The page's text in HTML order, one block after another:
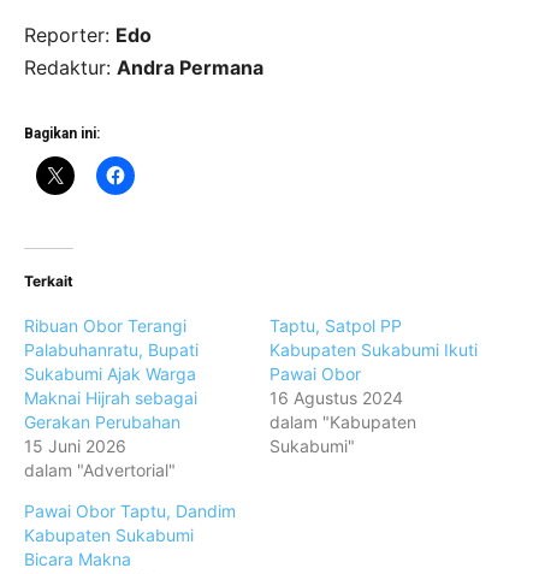
Reporter: Edo
Redaktur: Andra Permana
Bagikan ini:
Terkait
Ribuan Obor Terangi
Palabuhanratu, Bupati
Sukabumi Ajak Warga
Maknai Hijrah sebagai
Gerakan Perubahan
15 Juni 2026
dalam "Advertorial"
Taptu, Satpol PP
Kabupaten Sukabumi Ikuti
Pawai Obor
16 Agustus 2024
dalam "Kabupaten
Sukabumi"
Pawai Obor Taptu, Dandim
Kabupaten Sukabumi
Bicara Makna